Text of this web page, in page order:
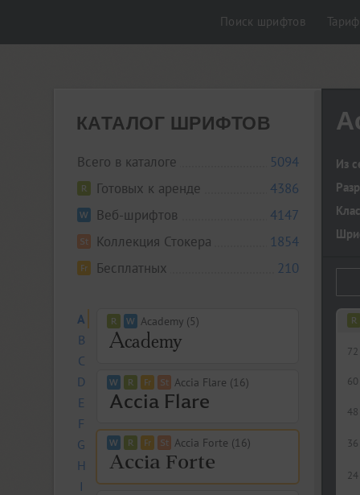
Поиск шрифтов
КАТАЛОГ ШРИФТОВ
Всего в каталоге
5094
Готовых к аренде
4386
Веб-шрифтов
4147
Коллекция Стокера
1854
Бесплатных
210
A
B
C
D
E
F
G
H
I
Academy (5)
Accia Flare (16)
Accia Forte (16)
Из